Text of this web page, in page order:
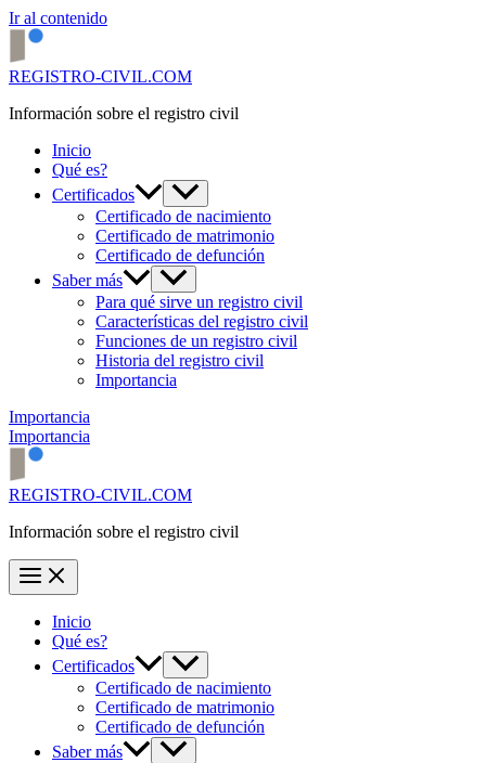
Ir al contenido
REGISTRO-CIVIL.COM
Información sobre el registro civil
Inicio
Qué es?
Certificados
Certificado de nacimiento
Certificado de matrimonio
Certificado de defunción
Saber más
Para qué sirve un registro civil
Características del registro civil
Funciones de un registro civil
Historia del registro civil
Importancia
Importancia
Importancia
REGISTRO-CIVIL.COM
Información sobre el registro civil
Inicio
Qué es?
Certificados
Certificado de nacimiento
Certificado de matrimonio
Certificado de defunción
Saber más